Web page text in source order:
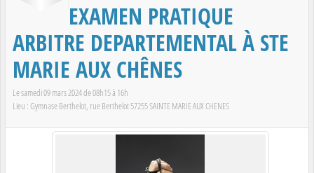
EXAMEN PRATIQUE
ARBITRE DEPARTEMENTAL À STE
MARIE AUX CHÊNES
Lesamedi09mars2024de 08h15 à 16h
Lieu :Gymnase Berthelot, rue Berthelot57255SAINTE MARIE AUX CHENES